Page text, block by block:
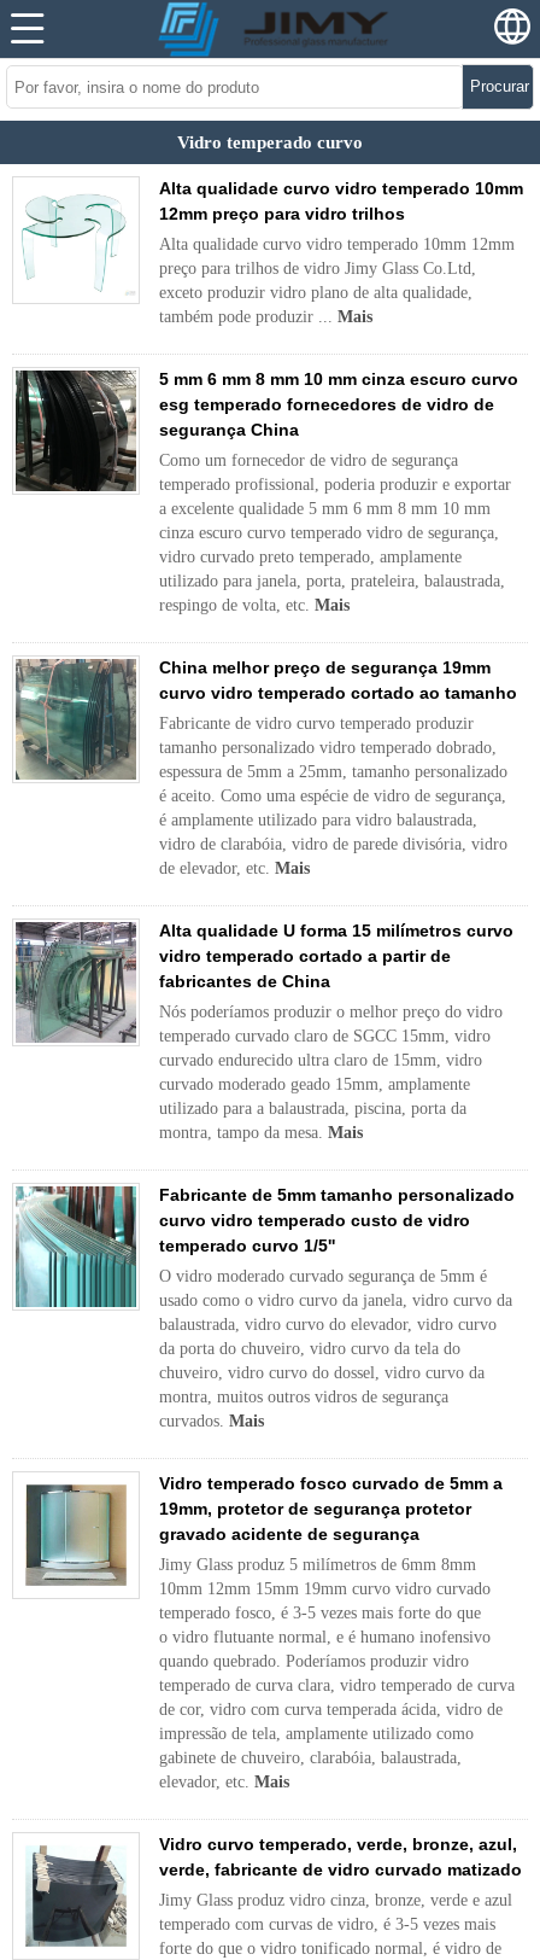
Procurar
Vidro temperado curvo
Alta qualidade curvo vidro temperado 10mm
12mm preço para vidro trilhos
Alta qualidade curvo vidro temperado 10mm 12mm
preço para trilhos de vidro Jimy Glass Co.Ltd,
exceto produzir vidro plano de alta qualidade,
também pode produzir ... Mais
5 mm 6 mm 8 mm 10 mm cinza escuro curvo
esg temperado fornecedores de vidro de
segurança China
Como um fornecedor de vidro de segurança
temperado profissional, poderia produzir e exportar
a excelente qualidade 5 mm 6 mm 8 mm 10 mm
cinza escuro curvo temperado vidro de segurança,
vidro curvado preto temperado, amplamente
utilizado para janela, porta, prateleira, balaustrada,
respingo de volta, etc. Mais
China melhor preço de segurança 19mm
curvo vidro temperado cortado ao tamanho
Fabricante de vidro curvo temperado produzir
tamanho personalizado vidro temperado dobrado,
espessura de 5mm a 25mm, tamanho personalizado
é aceito. Como uma espécie de vidro de segurança,
é amplamente utilizado para vidro balaustrada,
vidro de clarabóia, vidro de parede divisória, vidro
de elevador, etc. Mais
Alta qualidade U forma 15 milímetros curvo
vidro temperado cortado a partir de
fabricantes de China
Nós poderíamos produzir o melhor preço do vidro
temperado curvado claro de SGCC 15mm, vidro
curvado endurecido ultra claro de 15mm, vidro
curvado moderado geado 15mm, amplamente
utilizado para a balaustrada, piscina, porta da
montra, tampo da mesa. Mais
Fabricante de 5mm tamanho personalizado
curvo vidro temperado custo de vidro
temperado curvo 1/5''
O vidro moderado curvado segurança de 5mm é
usado como o vidro curvo da janela, vidro curvo da
balaustrada, vidro curvo do elevador, vidro curvo
da porta do chuveiro, vidro curvo da tela do
chuveiro, vidro curvo do dossel, vidro curvo da
montra, muitos outros vidros de segurança
curvados. Mais
Vidro temperado fosco curvado de 5mm a
19mm, protetor de segurança protetor
gravado acidente de segurança
Jimy Glass produz 5 milímetros de 6mm 8mm
10mm 12mm 15mm 19mm curvo vidro curvado
temperado fosco, é 3-5 vezes mais forte do que
o vidro flutuante normal, e é humano inofensivo
quando quebrado. Poderíamos produzir vidro
temperado de curva clara, vidro temperado de curva
de cor, vidro com curva temperada ácida, vidro de
impressão de tela, amplamente utilizado como
gabinete de chuveiro, clarabóia, balaustrada,
elevador, etc. Mais
Vidro curvo temperado, verde, bronze, azul,
verde, fabricante de vidro curvado matizado
Jimy Glass produz vidro cinza, bronze, verde e azul
temperado com curvas de vidro, é 3-5 vezes mais
forte do que o vidro tonificado normal, é vidro de